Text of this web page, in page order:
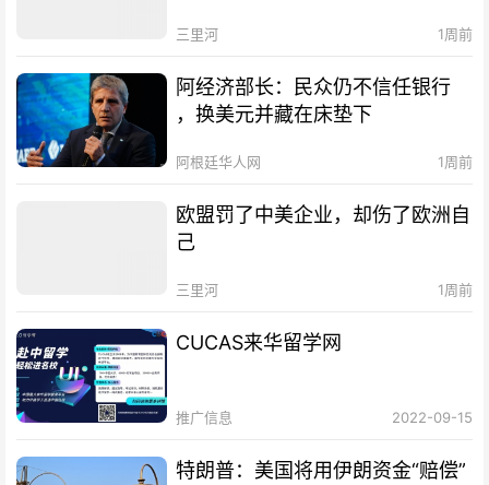
三里河 1周前
阿经济部长：民众仍不信任银行
，换美元并藏在床垫下
阿根廷华人网 1周前
欧盟罚了中美企业，却伤了欧洲自
己
三里河 1周前
CUCAS来华留学网
推广信息 2022-09-15
特朗普：美国将用伊朗资金“赔偿”